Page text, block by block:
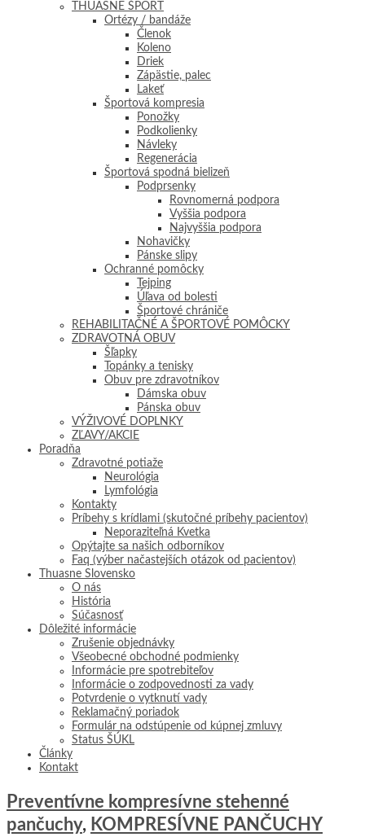
THUASNE ŠPORT
Ortézy / bandáže
Členok
Koleno
Driek
Zápästie, palec
Lakeť
Športová kompresia
Ponožky
Podkolienky
Návleky
Regenerácia
Športová spodná bielizeň
Podprsenky
Rovnomerná podpora
Vyššia podpora
Najvyššia podpora
Nohavičky
Pánske slipy
Ochranné pomôcky
Tejping
Úľava od bolesti
Športové chrániče
REHABILITAČNÉ A ŠPORTOVÉ POMÔCKY
ZDRAVOTNÁ OBUV
Šľapky
Topánky a tenisky
Obuv pre zdravotníkov
Dámska obuv
Pánska obuv
VÝŽIVOVÉ DOPLNKY
ZĽAVY/AKCIE
Poradňa
Zdravotné potiaže
Neurológia
Lymfológia
Kontakty
Príbehy s krídlami (skutočné príbehy pacientov)
Neporaziteľná Kvetka
Opýtajte sa našich odborníkov
Faq (výber načastejších otázok od pacientov)
Thuasne Slovensko
O nás
História
Súčasnosť
Dôležité informácie
Zrušenie objednávky
Všeobecné obchodné podmienky
Informácie pre spotrebiteľov
Informácie o zodpovednosti za vady
Potvrdenie o vytknutí vady
Reklamačný poriadok
Formulár na odstúpenie od kúpnej zmluvy
Status ŠÚKL
Články
Kontakt
Preventívne kompresívne stehenné
pančuchy, KOMPRESÍVNE PANČUCHY